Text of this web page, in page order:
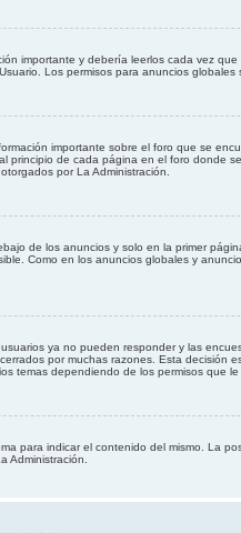
importante y debería leerlos cada vez
Los permisos para anuncios globales
importante sobre el foro que se
principio de cada página en el foro donde
por La Administración.
de los anuncios y solo en la primer
Como en los anuncios globales y
ya no pueden responder y las
por muchas razones. Esta decisión
temas dependiendo de los permisos que
para indicar el contenido del mismo. La
Administración.